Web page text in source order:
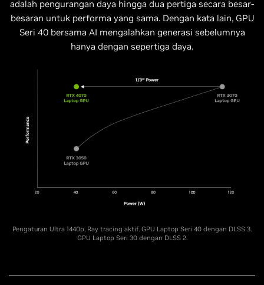
adalah pengurangan daya hingga dua pertiga secara besar-
besaran untuk performa yang sama. Dengan kata lain, GPU
Seri 40 bersama AI mengalahkan generasi sebelumnya
hanya dengan sepertiga daya.
Pengaturan Ultra 1440p, Ray tracing aktif. GPU Laptop Seri 40 dengan DLSS 3.
GPU Laptop Seri 30 dengan DLSS 2.